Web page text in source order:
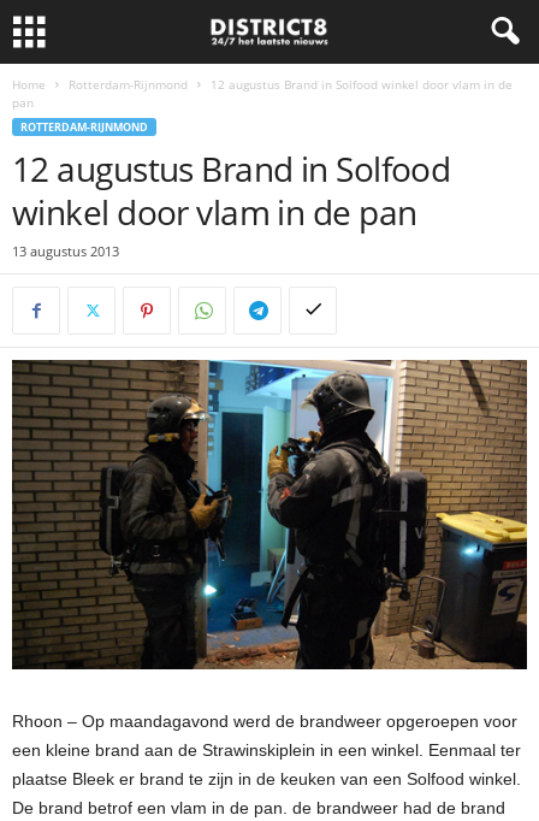
Home Rotterdam-Rijnmond
12 augustus Brand in Solfood winkel door vlam in de
pan
ROTTERDAM-RIJNMOND
12 augustus Brand in Solfood
winkel door vlam in de pan
13 augustus 2013
Rhoon – Op maandagavond werd de brandweer opgeroepen voor
een kleine brand aan de Strawinskiplein in een winkel. Eenmaal ter
plaatse Bleek er brand te zijn in de keuken van een Solfood winkel.
De brand betrof een vlam in de pan. de brandweer had de brand